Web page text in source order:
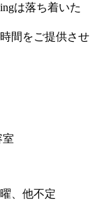
は落ち着いた
間をご提供させ
室
、他不定